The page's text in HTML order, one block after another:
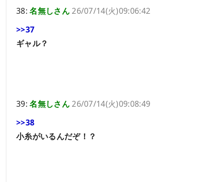
38:名無しさん26/07/14(火)09:06:42
>>37
ギャル？
39:名無しさん26/07/14(火)09:08:49
>>38
小糸がいるんだぞ！？